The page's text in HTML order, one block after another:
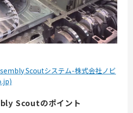
Scoutシステム-株式会社ノビ
Scoutのポイント